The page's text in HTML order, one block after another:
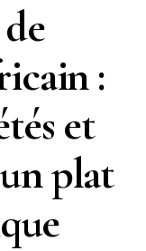
:
et
plat